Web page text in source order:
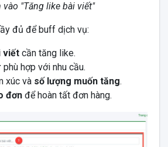
vào "Tăng like bài viết"
đủ để buff dịch vụ:
viếtcần tăng like.
phù hợp với nhu cầu.
xúc và số lượng muốn tăng.
đơnđể hoàn tất đơn hàng.